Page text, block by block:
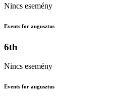
Nincs esemény
Events for augusztus
6th
Nincs esemény
Events for augusztus